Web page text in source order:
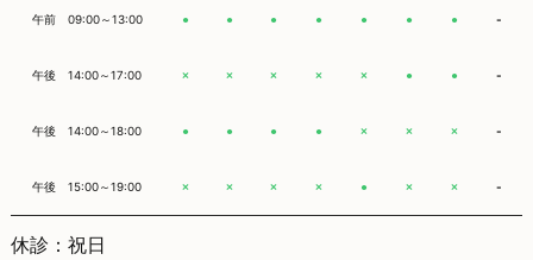
午前 09:00～13:00 ● ● ● ● ● ● ● -
午後 14:00～17:00 × × × × × ● ● -
午後 14:00～18:00 ● ● ● ● × × × -
午後 15:00～19:00 × × × × ● × × -
休診：祝日